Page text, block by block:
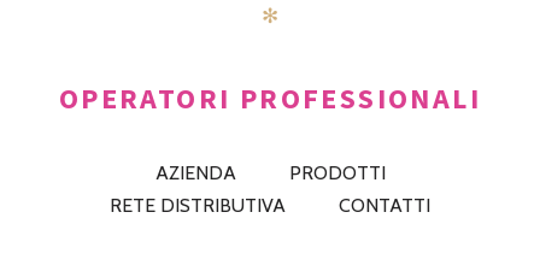
✻
OPERATORI PROFESSIONALI
AZIENDA
PRODOTTI
RETE DISTRIBUTIVA
CONTATTI